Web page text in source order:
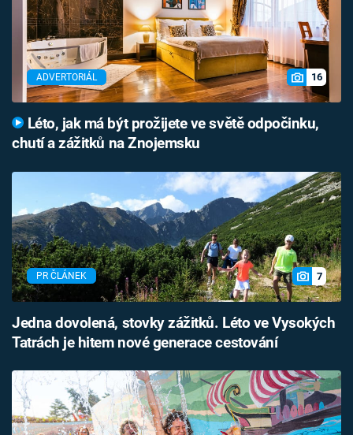
ADVERTORIÁL 16
Léto, jak má být prožijete ve světě odpočinku,
chutí a zážitků na Znojemsku
PR ČLÁNEK 7
Jedna dovolená, stovky zážitků. Léto ve Vysokých
Tatrách je hitem nové generace cestování